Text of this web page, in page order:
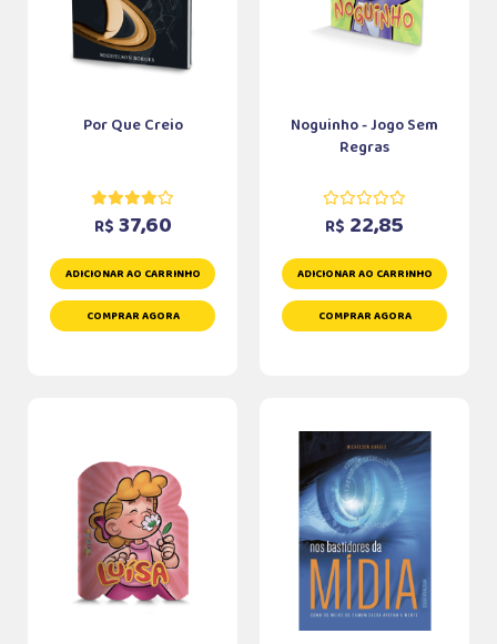
Por Que Creio
R$ 37,60
ADICIONAR AO CARRINHO
COMPRAR AGORA
Noguinho - Jogo Sem
Regras
R$ 22,85
ADICIONAR AO CARRINHO
COMPRAR AGORA